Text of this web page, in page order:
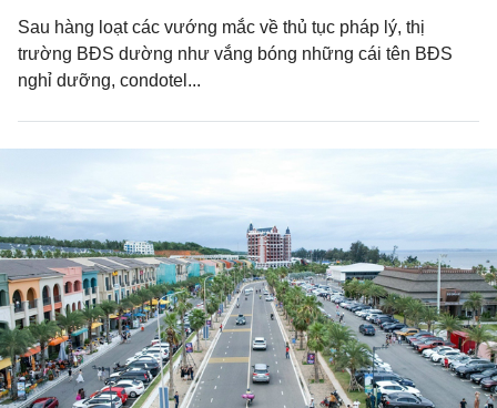
Sau hàng loạt các vướng mắc về thủ tục pháp lý, thị
trường BĐS dường như vắng bóng những cái tên BĐS
nghỉ dưỡng, condotel...